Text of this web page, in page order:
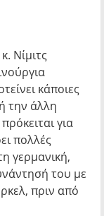
Νίμιτς
κάποιες
την άλλη
για
πολλές
γερμανική,
του με
πριν από